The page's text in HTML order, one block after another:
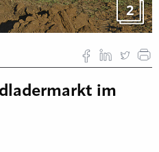
2
im